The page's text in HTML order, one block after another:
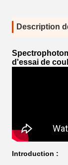
Description
d'essai de
Introduction :